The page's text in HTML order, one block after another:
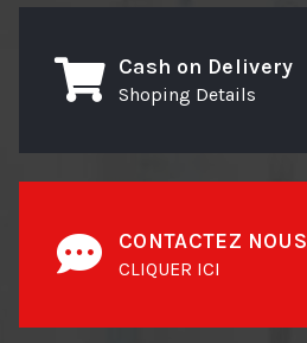
Cash on Delivery
Shoping Details
CONTACTEZ NOUS
CLIQUER ICI